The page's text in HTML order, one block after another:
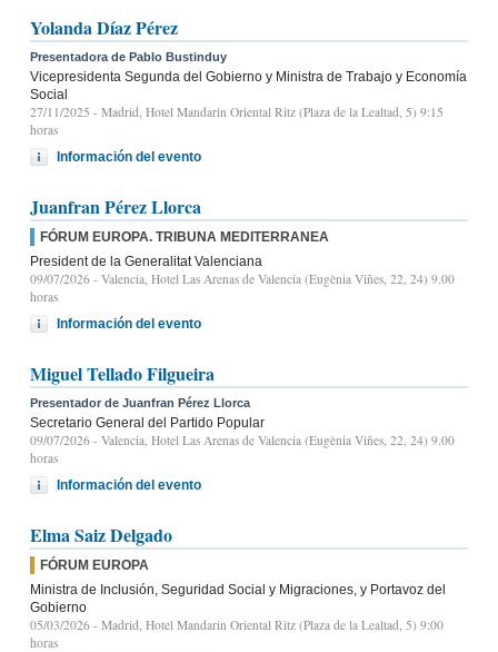
Yolanda Díaz Pérez
Presentadora de Pablo Bustinduy
Vicepresidenta Segunda del Gobierno y Ministra de Trabajo y Economía
Social
27/11/2025 - Madrid, Hotel Mandarin Oriental Ritz (Plaza de la Lealtad, 5) 9:15
horas
Información del evento
Juanfran Pérez Llorca
FÓRUM EUROPA. TRIBUNA MEDITERRANEA
President de la Generalitat Valenciana
09/07/2026 - Valencia, Hotel Las Arenas de Valencia (Eugènia Viñes, 22, 24) 9.00
horas
Información del evento
Miguel Tellado Filgueira
Presentador de Juanfran Pérez Llorca
Secretario General del Partido Popular
09/07/2026 - Valencia, Hotel Las Arenas de Valencia (Eugènia Viñes, 22, 24) 9.00
horas
Información del evento
Elma Saiz Delgado
FÓRUM EUROPA
Ministra de Inclusión, Seguridad Social y Migraciones, y Portavoz del
Gobierno
05/03/2026 - Madrid, Hotel Mandarin Oriental Ritz (Plaza de la Lealtad, 5) 9:00
horas